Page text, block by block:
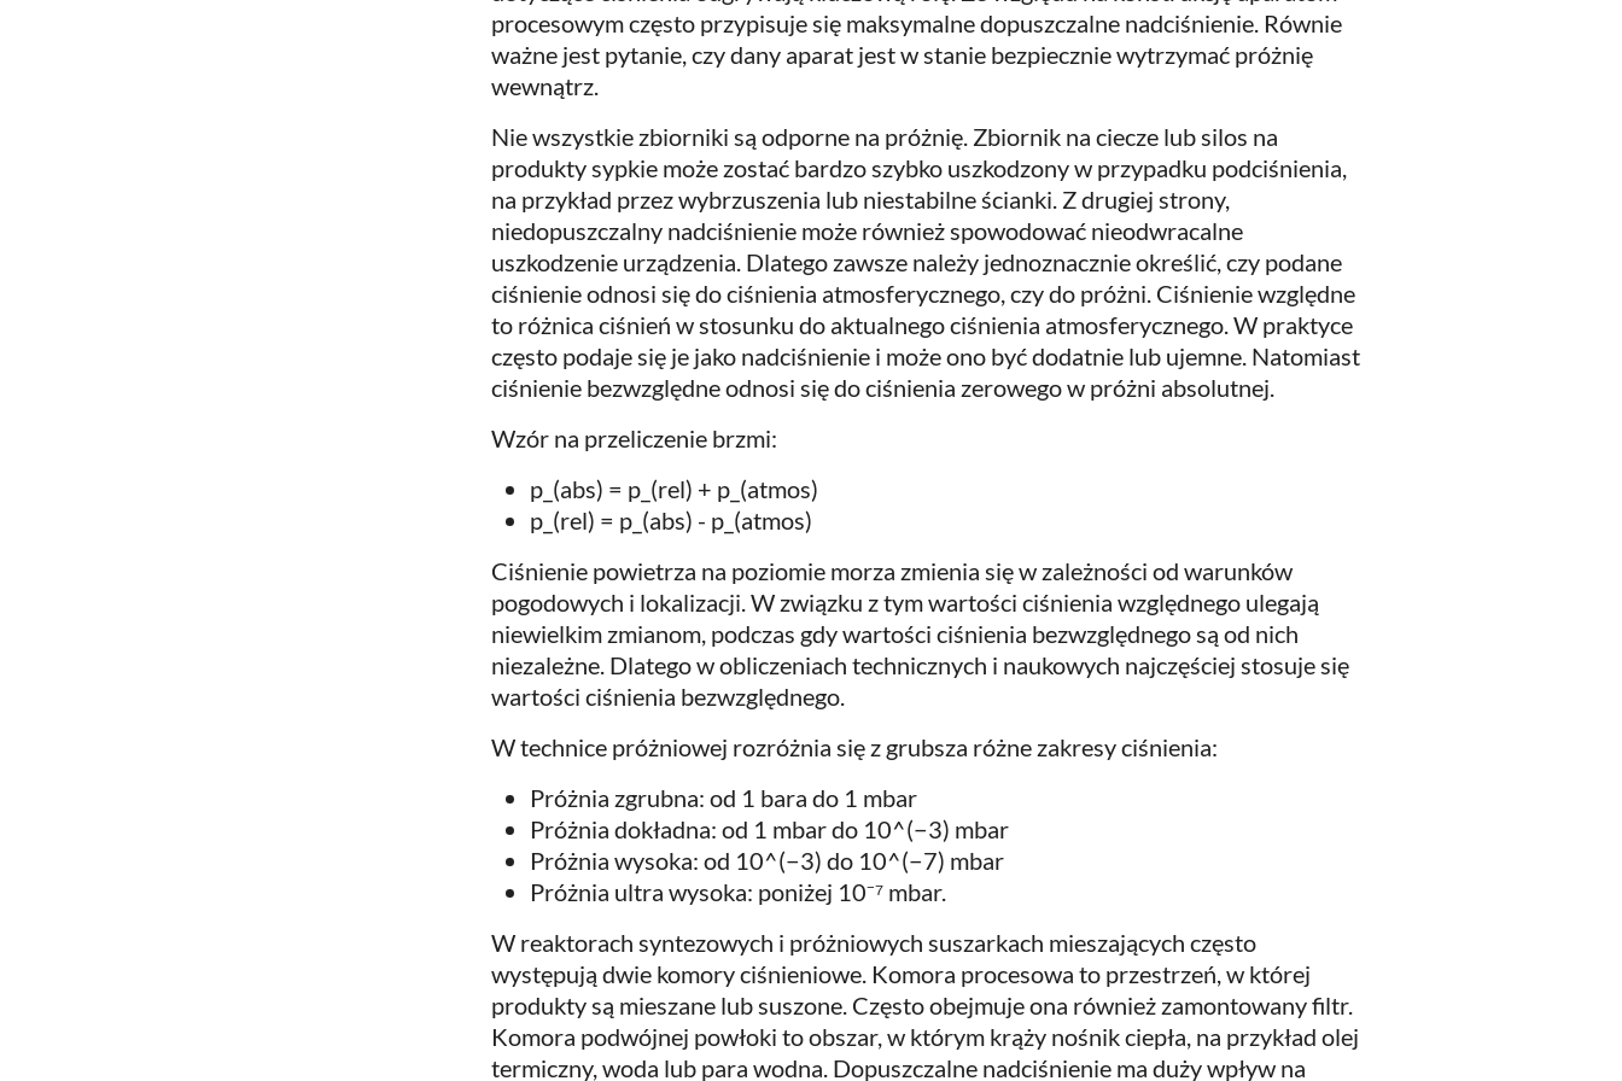
procesowym często przypisuje się maksymalne dopuszczalne nadciśnienie. Równie
ważne jest pytanie, czy dany aparat jest w stanie bezpiecznie wytrzymać próżnię
wewnątrz.
Nie wszystkie zbiorniki są odporne na próżnię. Zbiornik na ciecze lub silos na
produkty sypkie może zostać bardzo szybko uszkodzony w przypadku podciśnienia,
na przykład przez wybrzuszenia lub niestabilne ścianki. Z drugiej strony,
niedopuszczalny nadciśnienie może również spowodować nieodwracalne
uszkodzenie urządzenia. Dlatego zawsze należy jednoznacznie określić, czy podane
ciśnienie odnosi się do ciśnienia atmosferycznego, czy do próżni. Ciśnienie względne
to różnica ciśnień w stosunku do aktualnego ciśnienia atmosferycznego. W praktyce
często podaje się je jako nadciśnienie i może ono być dodatnie lub ujemne. Natomiast
ciśnienie bezwzględne odnosi się do ciśnienia zerowego w próżni absolutnej.
Wzór na przeliczenie brzmi:
p_(abs) = p_(rel) + p_(atmos)
p_(rel) = p_(abs) - p_(atmos)
Ciśnienie powietrza na poziomie morza zmienia się w zależności od warunków
pogodowych i lokalizacji. W związku z tym wartości ciśnienia względnego ulegają
niewielkim zmianom, podczas gdy wartości ciśnienia bezwzględnego są od nich
niezależne. Dlatego w obliczeniach technicznych i naukowych najczęściej stosuje się
wartości ciśnienia bezwzględnego.
W technice próżniowej rozróżnia się z grubsza różne zakresy ciśnienia:
Próżnia zgrubna: od 1 bara do 1 mbar
Próżnia dokładna: od 1 mbar do 10^(−3) mbar
Próżnia wysoka: od 10^(−3) do 10^(−7) mbar
Próżnia ultra wysoka: poniżej 10⁻⁷ mbar.
W reaktorach syntezowych i próżniowych suszarkach mieszających często
występują dwie komory ciśnieniowe. Komora procesowa to przestrzeń, w której
produkty są mieszane lub suszone. Często obejmuje ona również zamontowany filtr.
Komora podwójnej powłoki to obszar, w którym krąży nośnik ciepła, na przykład olej
termiczny, woda lub para wodna. Dopuszczalne nadciśnienie ma duży wpływ na